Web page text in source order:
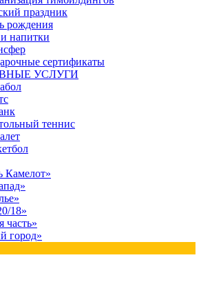
праздник
рождения
напитки
сертификаты
УСЛУГИ
теннис
Камелот»
18»
часть»
город»